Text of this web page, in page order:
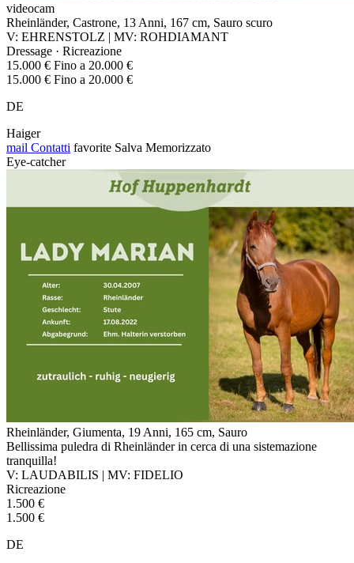
videocam
Rheinländer, Castrone, 13 Anni, 167 cm, Sauro scuro
V: EHRENSTOLZ | MV: ROHDIAMANT
Dressage · Ricreazione
15.000 € Fino a 20.000 €
15.000 € Fino a 20.000 €
DE
Haiger
mail Contatti favorite Salva Memorizzato
Eye-catcher
Rheinländer, Giumenta, 19 Anni, 165 cm, Sauro
Bellissima puledra di Rheinländer in cerca di una sistemazione
tranquilla!
V: LAUDABILIS | MV: FIDELIO
Ricreazione
1.500 €
1.500 €
DE